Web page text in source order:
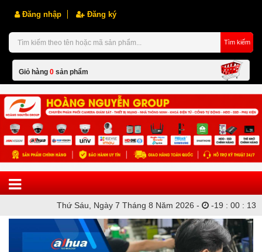
Đăng nhập Đăng ký
Tìm kiếm
Giỏ hàng 0 sản phẩm
Thứ Sáu, Ngày 7 Tháng 8 Năm 2026 - -19 : 00 : 13